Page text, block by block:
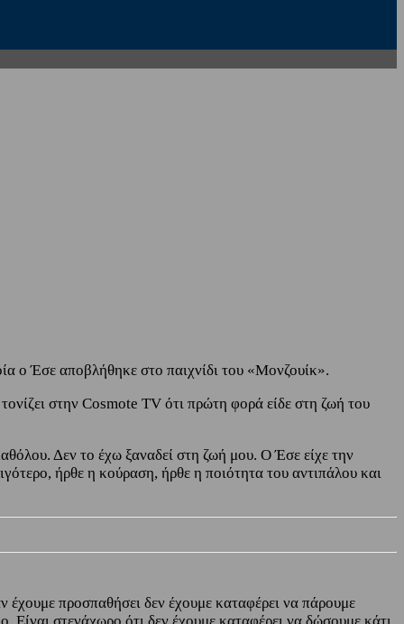
ο Έσε αποβλήθηκε στο παιχνίδι του «Μονζουίκ».
στην Cosmote TV ότι πρώτη φορά είδε στη ζωή του
Δεν το έχω ξαναδεί στη ζωή μου. Ο Έσε είχε την
ήρθε η κούραση, ήρθε η ποιότητα του αντιπάλου και
προσπαθήσει δεν έχουμε καταφέρει να πάρουμε